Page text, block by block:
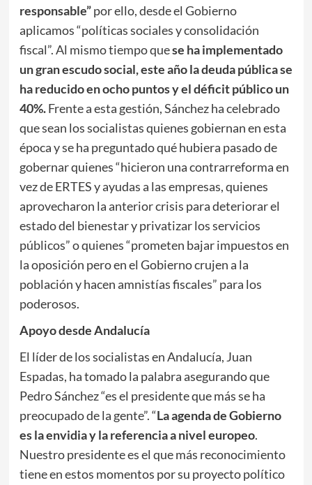
responsable”por ello, desde el Gobierno
aplicamos “políticas sociales y consolidación
fiscal”. Al mismo tiempo quese ha implementado
un gran escudo social, este año la deuda pública se
ha reducido en ocho puntos y el déficit público un
40%.Frente a esta gestión, Sánchez ha celebrado
que sean los socialistas quienes gobiernan en esta
época y se ha preguntado qué hubiera pasado de
gobernar quienes “hicieron una contrarreforma en
vez de ERTES y ayudas a las empresas, quienes
aprovecharon la anterior crisis para deteriorar el
estado del bienestar y privatizar los servicios
públicos” o quienes “prometen bajar impuestos en
la oposición pero en el Gobierno crujen a la
población y hacen amnistías fiscales” para los
poderosos.
Apoyo desde Andalucía
El líder de los socialistas en Andalucía, Juan
Espadas, ha tomado la palabra asegurando que
Pedro Sánchez “es el presidente que más se ha
preocupado de la gente”. “La agenda de Gobierno
es la envidia y la referencia a nivel europeo.
Nuestro presidente es el que más reconocimiento
tiene en estos momentos por su proyecto político